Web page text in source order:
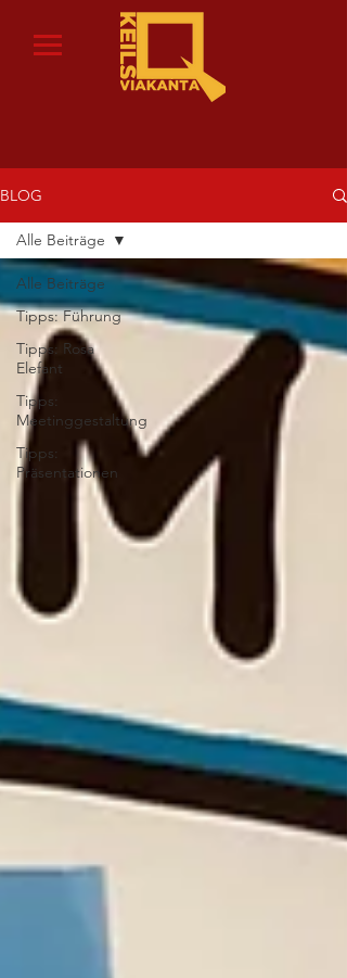
BLOG
Alle Beiträge
Tipps: Führung
Tipps: Rosa
Elefant
Tipps:
Meetinggestaltung
Tipps:
Präsentationen
Alle Beiträge